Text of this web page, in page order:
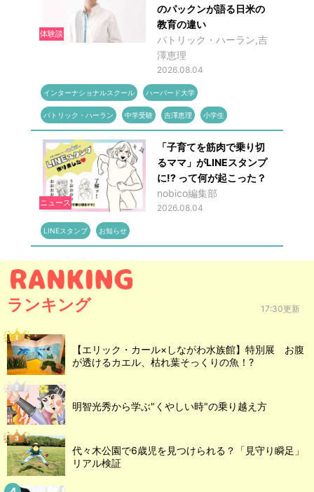
体験談
のパックンが語る日米の
教育の違い
パトリック・ハーラン,吉
澤恵理
2026.08.04
インターナショナルスクール ハーバード大学
パトリック・ハーラン 中学受験 吉澤恵理 小学生
ニュース
「子育てを筋肉で乗り切
るママ」がLINEスタンプ
に!? って何が起こった？
nobico編集部
2026.08.04
LINEスタンプ お知らせ
ランキング 17:30更新
【エリック・カール×しながわ水族館】特別展 お腹
が透けるカエル、枯れ葉そっくりの魚！?
明智光秀から学ぶ"くやしい時"の乗り越え方
代々木公園で6歳児を見つけられる？「見守り瞬足」
リアル検証